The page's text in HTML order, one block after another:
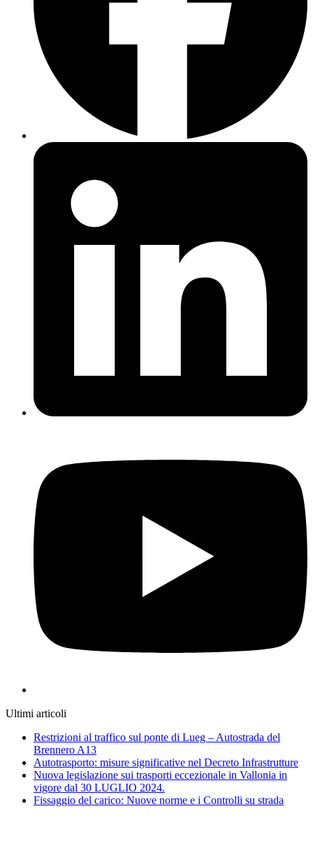
Ultimi articoli
Restrizioni al traffico sul ponte di Lueg – Autostrada del
Brennero A13
Autotrasporto: misure significative nel Decreto Infrastrutture
Nuova legislazione sui trasporti eccezionale in Vallonia in
vigore dal 30 LUGLIO 2024.
Fissaggio del carico: Nuove norme e i Controlli su strada